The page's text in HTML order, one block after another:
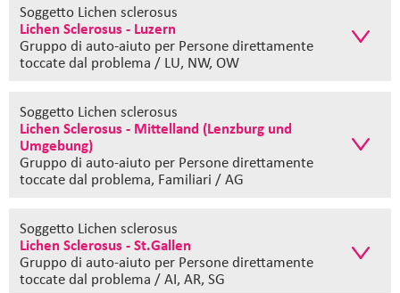
Soggetto Lichen sclerosus
Lichen Sclerosus - Luzern
Gruppo di auto-aiuto per Persone direttamente
toccate dal problema / LU, NW, OW
Soggetto Lichen sclerosus
Lichen Sclerosus - Mittelland (Lenzburg und
Umgebung)
Gruppo di auto-aiuto per Persone direttamente
toccate dal problema, Familiari / AG
Soggetto Lichen sclerosus
Lichen Sclerosus - St.Gallen
Gruppo di auto-aiuto per Persone direttamente
toccate dal problema / AI, AR, SG